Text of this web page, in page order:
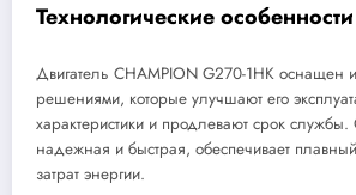
Технологические особенности
Двигатель CHAMPION G270-1HK оснащен
решениями, которые улучшают его
характеристики и продлевают срок службы.
надежная и быстрая, обеспечивает
затрат энергии.